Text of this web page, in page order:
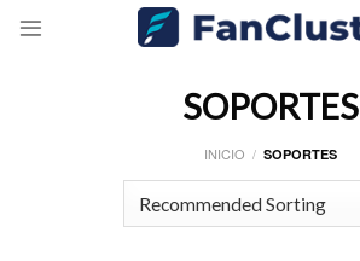
SOPORTES
INICIO / SOPORTES